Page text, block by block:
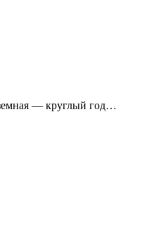
— круглый год…